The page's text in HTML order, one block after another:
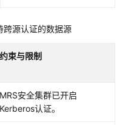
跨源认证的数据源
约束与限制
MRS安全集群已开启
Kerberos认证。